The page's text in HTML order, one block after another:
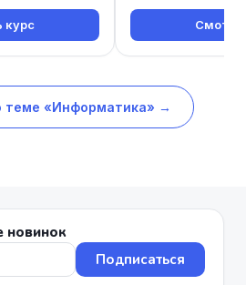
курс
теме «Информатика» →
новинок
Подписаться